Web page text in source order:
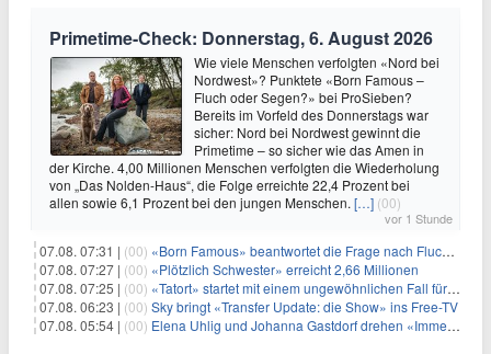
Primetime-Check: Donnerstag, 6. August 2026
Wie viele Menschen verfolgten «Nord bei
Nordwest»? Punktete «Born Famous –
Fluch oder Segen?» bei ProSieben?
Bereits im Vorfeld des Donnerstags war
sicher: Nord bei Nordwest gewinnt die
Primetime – so sicher wie das Amen in
der Kirche. 4,00 Millionen Menschen verfolgten die Wiederholung
von „Das Nolden-Haus“, die Folge erreichte 22,4 Prozent bei
allen sowie 6,1 Prozent bei den jungen Menschen. […] (00)
vor 1 Stunde
07.08. 07:31 | (00) «Born Famous» beantwortet die Frage nach Fluch oder Segen
07.08. 07:27 | (00) «Plötzlich Schwester» erreicht 2,66 Millionen
07.08. 07:25 | (00) «Tatort» startet mit einem ungewöhnlichen Fall für Charlotte Lindholm
07.08. 06:23 | (00) Sky bringt «Transfer Update: die Show» ins Free-TV
07.08. 05:54 | (00) Elena Uhlig und Johanna Gastdorf drehen «Immer fehlt was»